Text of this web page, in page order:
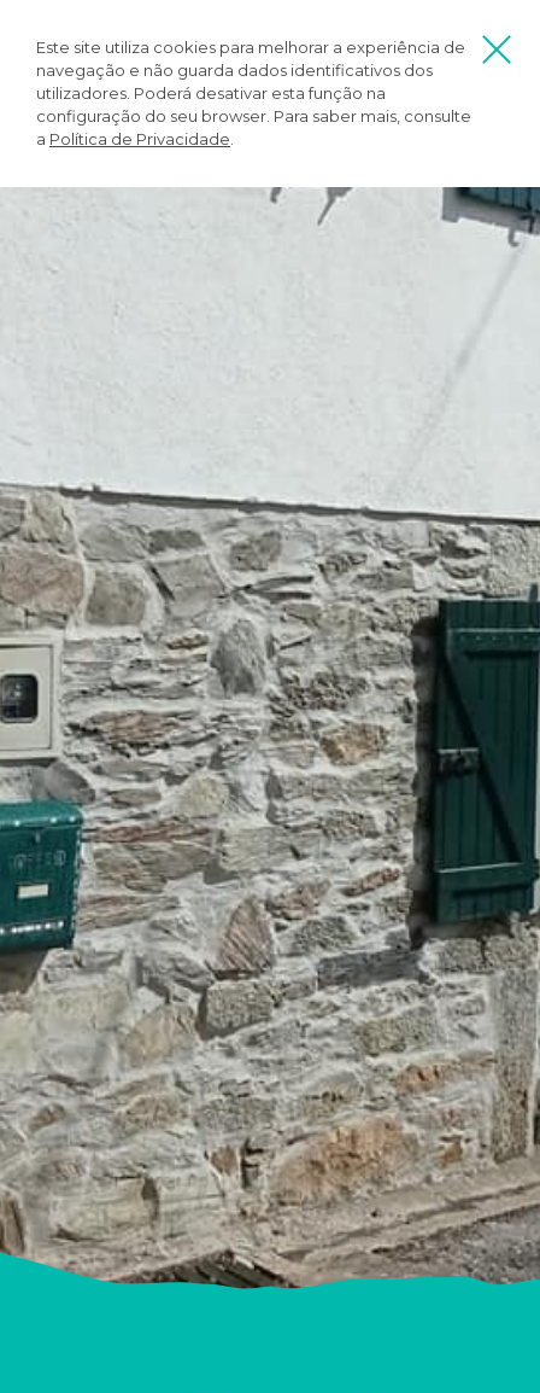
Este site utiliza cookies para melhorar a experiência de
navegação e não guarda dados identificativos dos
utilizadores. Poderá desativar esta função na
configuração do seu browser. Para saber mais, consulte
a Política de Privacidade